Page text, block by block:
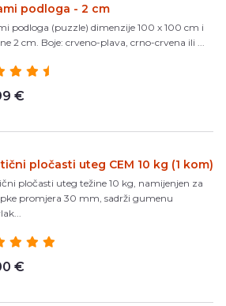
podloga - 2 cm
podloga (puzzle) dimenzije 100 x 100 cm i
2 cm. Boje: crveno-plava, crno-crvena ili ...
€
pločasti uteg CEM 10 kg (1 kom)
pločasti uteg težine 10 kg, namijenjen za
promjera 30 mm, sadrži gumenu
€